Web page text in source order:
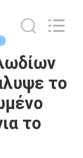
το
το